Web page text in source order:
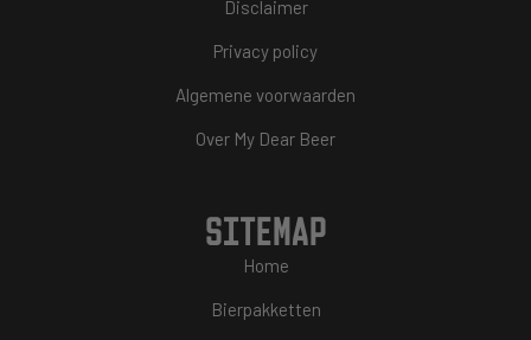
Disclaimer
Privacy policy
Algemene voorwaarden
Over My Dear Beer
SITEMAP
Home
Bierpakketten